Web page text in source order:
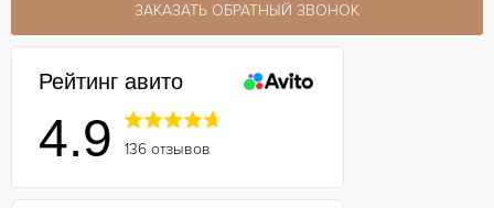
ЗАКАЗАТЬ ОБРАТНЫЙ ЗВОНОК
Рейтинг авито
4.9 136 отзывов